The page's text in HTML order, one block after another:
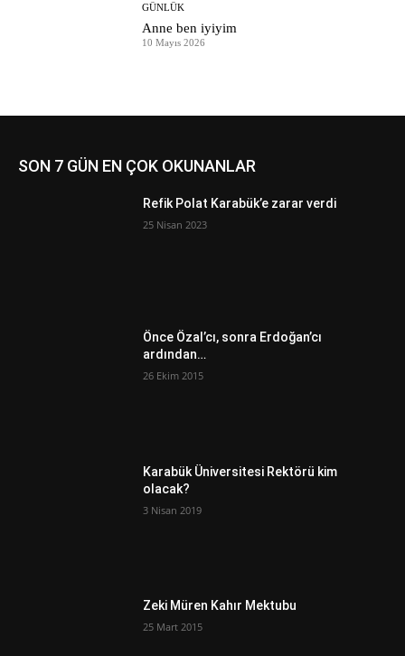
GÜNLÜK
Anne ben iyiyim
10 Mayıs 2026
SON 7 GÜN EN ÇOK OKUNANLAR
Refik Polat Karabük’e zarar verdi
25 Nisan 2023
Önce Özal’cı, sonra Erdoğan’cı
ardından…
26 Ekim 2015
Karabük Üniversitesi Rektörü kim
olacak?
3 Nisan 2019
Zeki Müren Kahır Mektubu
25 Mart 2015